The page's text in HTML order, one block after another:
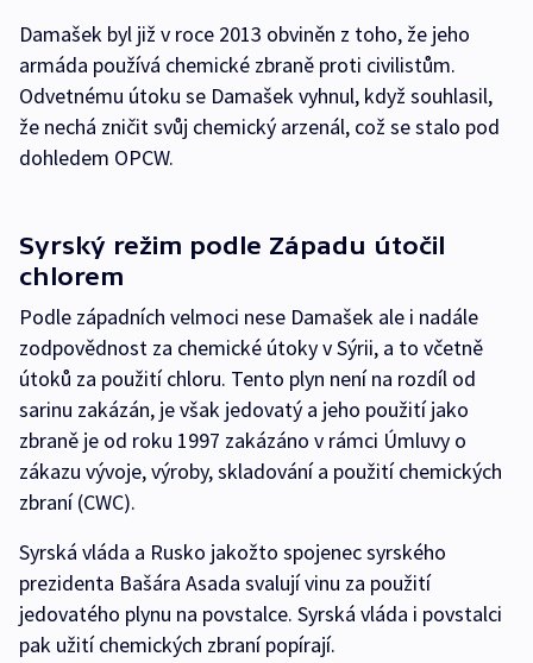
Damašek byl již v roce 2013 obviněn z toho, že jeho
armáda používá chemické zbraně proti civilistům.
Odvetnému útoku se Damašek vyhnul, když souhlasil,
že nechá zničit svůj chemický arzenál, což se stalo pod
dohledem OPCW.
Syrský režim podle Západu útočil
chlorem
Podle západních velmoci nese Damašek ale i nadále
zodpovědnost za chemické útoky v Sýrii, a to včetně
útoků za použití chloru. Tento plyn není na rozdíl od
sarinu zakázán, je však jedovatý a jeho použití jako
zbraně je od roku 1997 zakázáno v rámci Úmluvy o
zákazu vývoje, výroby, skladování a použití chemických
zbraní (CWC).
Syrská vláda a Rusko jakožto spojenec syrského
prezidenta Bašára Asada svalují vinu za použití
jedovatého plynu na povstalce. Syrská vláda i povstalci
pak užití chemických zbraní popírají.